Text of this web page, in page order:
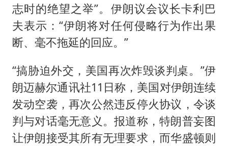
志时的绝望之举”。伊朗议会议长卡利巴
夫表示：“伊朗将对任何侵略行为作出果
断、毫不拖延的回应。”
“搞胁迫外交，美国再次炸毁谈判桌。”伊
朗迈赫尔通讯社11日称，美国对伊朗连续
发动空袭，再次公然违反停火协议，令谈
判与对话毫无意义。报道称，特朗普妄图
让伊朗接受其所有无理要求，而华盛顿则